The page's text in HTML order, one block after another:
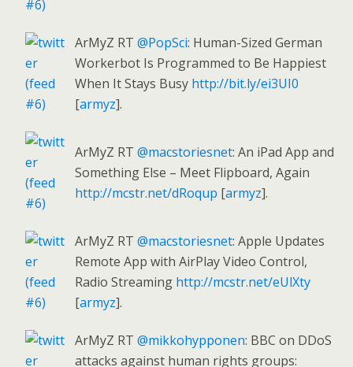
ArMyZ RT @PopSci: Human-Sized German
Workerbot Is Programmed to Be Happiest
When It Stays Busy http://bit.ly/ei3UI0
[armyz].
ArMyZ RT @macstoriesnet: An iPad App and
Something Else – Meet Flipboard, Again
http://mcstr.net/dRoqup [armyz].
ArMyZ RT @macstoriesnet: Apple Updates
Remote App with AirPlay Video Control,
Radio Streaming http://mcstr.net/eUlXty
[armyz].
ArMyZ RT @mikkohypponen: BBC on DDoS
attacks against human rights groups: